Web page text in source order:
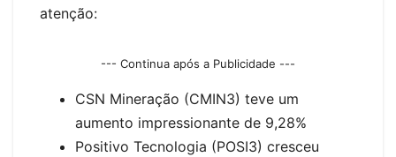
atenção:
--- Continua após a Publicidade ---
CSN Mineração (CMIN3) teve um
aumento impressionante de 9,28%
Positivo Tecnologia (POSI3) cresceu